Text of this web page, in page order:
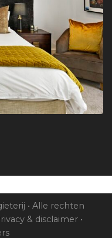
• Alle rechten
& disclaimer •